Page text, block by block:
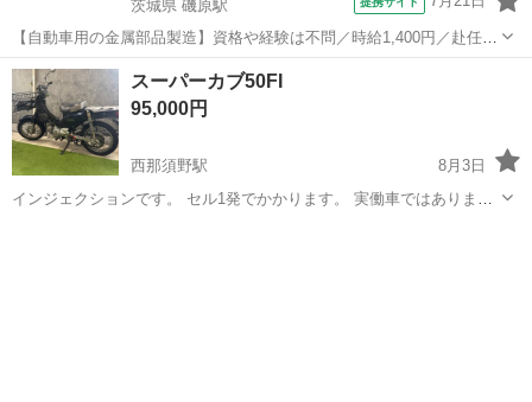
茨城県 磯原駅
【自動車用の金属部品製造】資格や経験は不問／時給1,400円／赴任旅
費会社負担／正社員登用のチャンスあり／食堂利用可能／マイカー通
勤OK《茨城県茨城市》 人気の工場のお仕事 ◇トラックの金属部品の
製造◇ ★トラックの金属...
茨城 北茨城市 磯原駅 その他
スーパーカブ50FI
95,000円
西那須野駅
8月3日
インジェクションです。 セル1発でかかります。 実働車ではあります